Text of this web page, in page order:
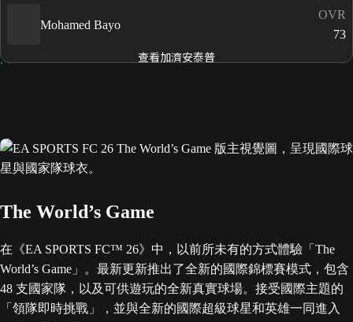
Mohamed Bayo
OVR
73
查看加濟安泰普
The World’s Game
在《EA SPORTS FC™ 26》中，以前所未有的方式體驗「The
World’s Game」。最新更新推出了全新的國際錦標賽模式，包含
48 支國家隊，以及可供遊玩的全新真實球場。接受國際主題的
「領隊即時挑戰」，並與全新的國際超級球星和英雄一同進入